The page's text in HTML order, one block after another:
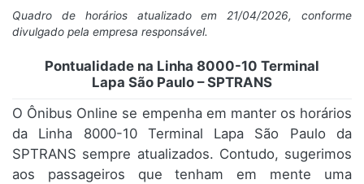
Quadro de horários atualizado em 21/04/2026, conforme
divulgado pela empresa responsável.
Pontualidade na Linha 8000-10 Terminal
Lapa São Paulo – SPTRANS
O Ônibus Online se empenha em manter os horários
da Linha 8000-10 Terminal Lapa São Paulo da
SPTRANS sempre atualizados. Contudo, sugerimos
aos passageiros que tenham em mente uma